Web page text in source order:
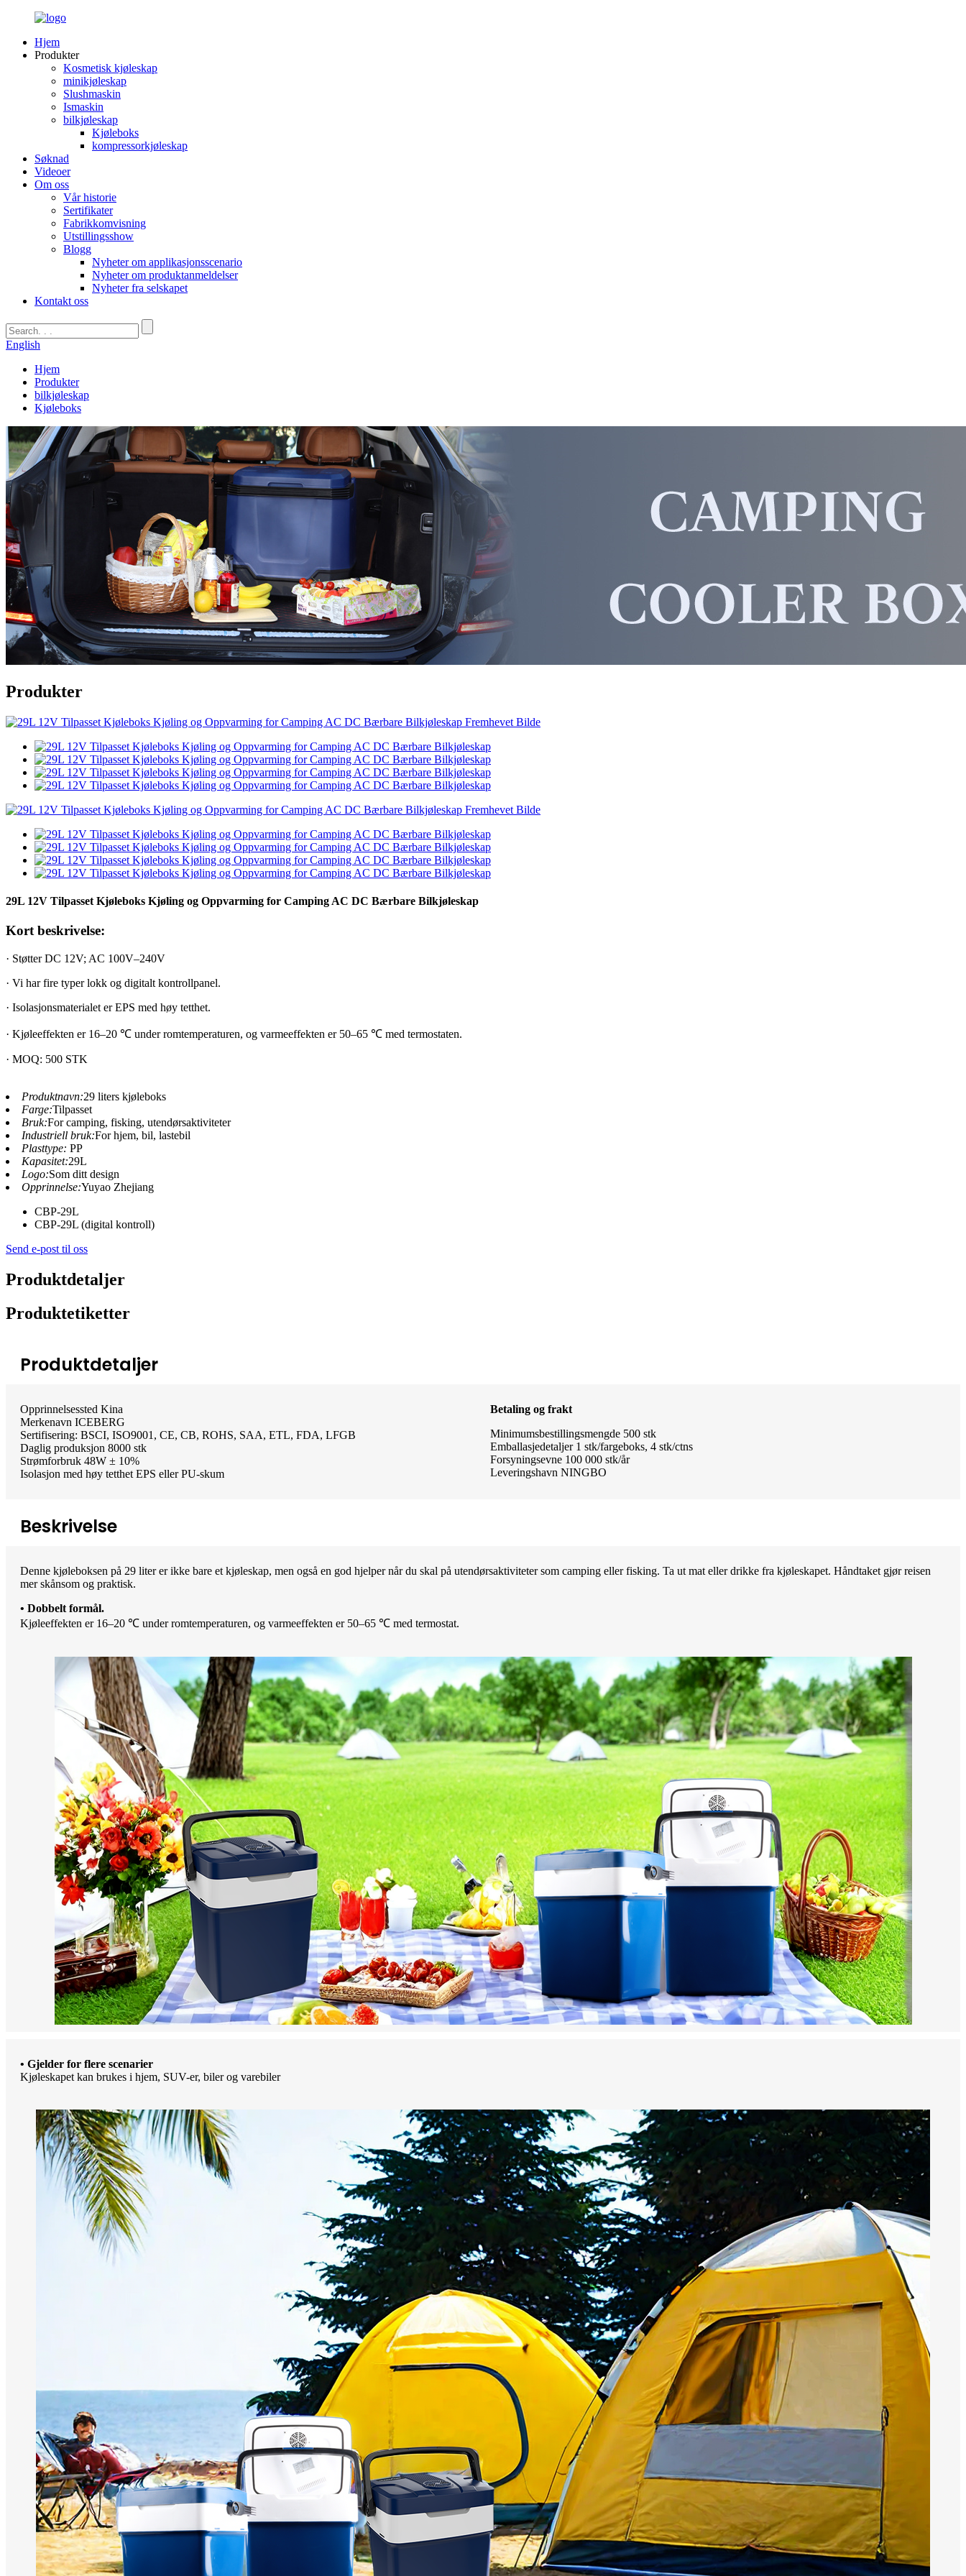
Hjem
Produkter
Kosmetisk kjøleskap
minikjøleskap
Slushmaskin
Ismaskin
bilkjøleskap
Kjøleboks
kompressorkjøleskap
Søknad
Videoer
Om oss
Vår historie
Sertifikater
Fabrikkomvisning
Utstillingsshow
Blogg
Nyheter om applikasjonsscenario
Nyheter om produktanmeldelser
Nyheter fra selskapet
Kontakt oss
English
Hjem
Produkter
bilkjøleskap
Kjøleboks
Produkter
29L 12V Tilpasset Kjøleboks Kjøling og Oppvarming for Camping AC DC Bærbare Bilkjøleskap
Kort beskrivelse:
· Støtter DC 12V; AC 100V–240V
· Vi har fire typer lokk og digitalt kontrollpanel.
· Isolasjonsmaterialet er EPS med høy tetthet.
· Kjøleeffekten er 16–20 ℃ under romtemperaturen, og varmeeffekten er 50–65 ℃ med termostaten.
· MOQ: 500 STK
Produktnavn:29 liters kjøleboks
Farge:Tilpasset
Bruk:For camping, fisking, utendørsaktiviteter
Industriell bruk:For hjem, bil, lastebil
Plasttype: PP
Kapasitet:29L
Logo:Som ditt design
Opprinnelse:Yuyao Zhejiang
CBP-29L
CBP-29L (digital kontroll)
Send e-post til oss
Produktdetaljer
Produktetiketter
Produktdetaljer
Opprinnelsessted Kina
Merkenavn ICEBERG
Sertifisering: BSCI, ISO9001, CE, CB, ROHS, SAA, ETL, FDA, LFGB
Daglig produksjon 8000 stk
Strømforbruk 48W ± 10%
Isolasjon med høy tetthet EPS eller PU-skum
Betaling og frakt
Minimumsbestillingsmengde 500 stk
Emballasjedetaljer 1 stk/fargeboks, 4 stk/ctns
Forsyningsevne 100 000 stk/år
Leveringshavn NINGBO
Beskrivelse
Denne kjøleboksen på 29 liter er ikke bare et kjøleskap, men også en god hjelper når du skal på utendørsaktiviteter som camping eller fisking. Ta ut mat eller drikke fra kjøleskapet. Håndtaket gjør reisen
mer skånsom og praktisk.
• Dobbelt formål.
Kjøleeffekten er 16–20 ℃ under romtemperaturen, og varmeeffekten er 50–65 ℃ med termostat.
• Gjelder for flere scenarier
Kjøleskapet kan brukes i hjem, SUV-er, biler og varebiler